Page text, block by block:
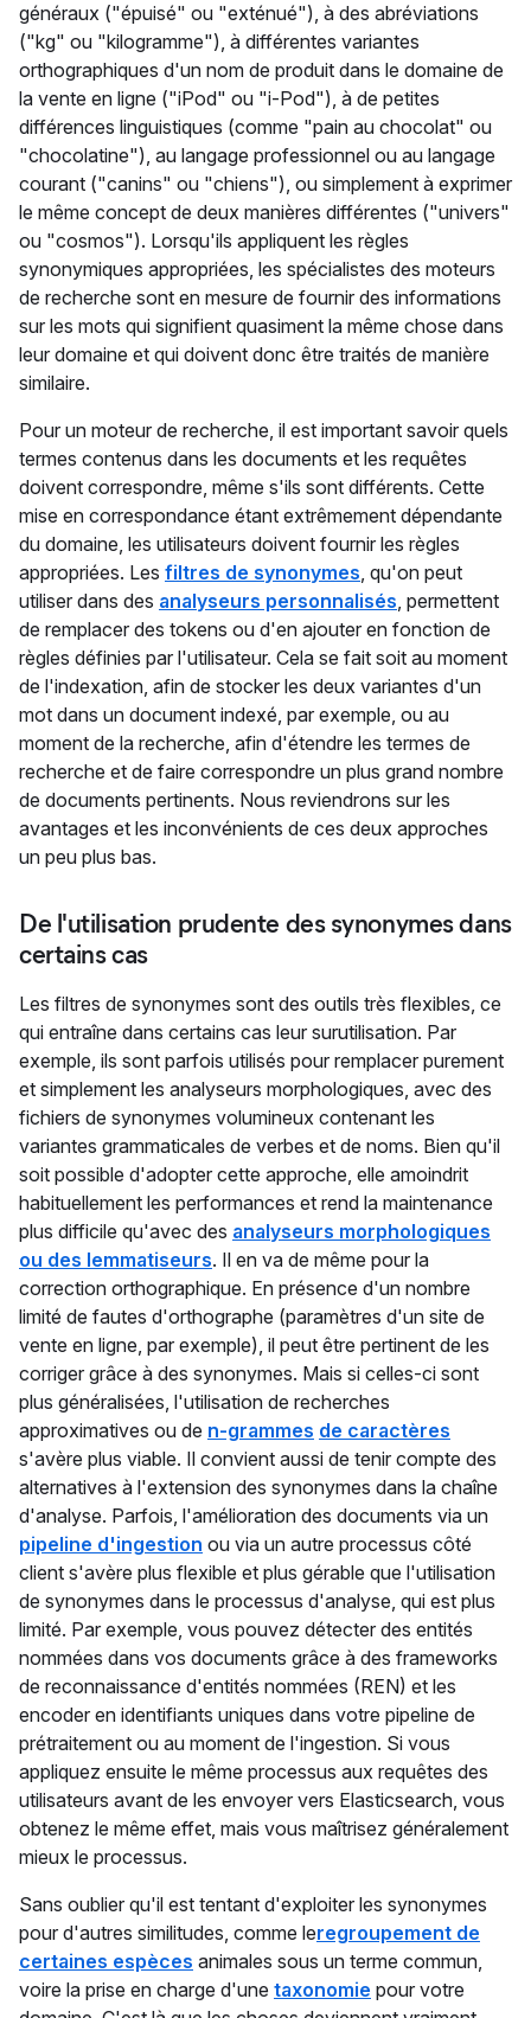
généraux ("épuisé" ou "exténué"), à des abréviations
("kg" ou "kilogramme"), à différentes variantes
orthographiques d'un nom de produit dans le domaine de
la vente en ligne ("iPod" ou "i-Pod"), à de petites
différences linguistiques (comme "pain au chocolat" ou
"chocolatine"), au langage professionnel ou au langage
courant ("canins" ou "chiens"), ou simplement à exprimer
le même concept de deux manières différentes ("univers"
ou "cosmos"). Lorsqu'ils appliquent les règles
synonymiques appropriées, les spécialistes des moteurs
de recherche sont en mesure de fournir des informations
sur les mots qui signifient quasiment la même chose dans
leur domaine et qui doivent donc être traités de manière
similaire.
Pour un moteur de recherche, il est important savoir quels
termes contenus dans les documents et les requêtes
doivent correspondre, même s'ils sont différents. Cette
mise en correspondance étant extrêmement dépendante
du domaine, les utilisateurs doivent fournir les règles
appropriées. Les filtres de synonymes, qu'on peut
utiliser dans des analyseurs personnalisés, permettent
de remplacer des tokens ou d'en ajouter en fonction de
règles définies par l'utilisateur. Cela se fait soit au moment
de l'indexation, afin de stocker les deux variantes d'un
mot dans un document indexé, par exemple, ou au
moment de la recherche, afin d'étendre les termes de
recherche et de faire correspondre un plus grand nombre
de documents pertinents. Nous reviendrons sur les
avantages et les inconvénients de ces deux approches
un peu plus bas.
De l'utilisation prudente des synonymes dans
certains cas
Les filtres de synonymes sont des outils très flexibles, ce
qui entraîne dans certains cas leur surutilisation. Par
exemple, ils sont parfois utilisés pour remplacer purement
et simplement les analyseurs morphologiques, avec des
fichiers de synonymes volumineux contenant les
variantes grammaticales de verbes et de noms. Bien qu'il
soit possible d'adopter cette approche, elle amoindrit
habituellement les performances et rend la maintenance
plus difficile qu'avec des analyseurs morphologiques
ou des lemmatiseurs. Il en va de même pour la
correction orthographique. En présence d'un nombre
limité de fautes d'orthographe (paramètres d'un site de
vente en ligne, par exemple), il peut être pertinent de les
corriger grâce à des synonymes. Mais si celles-ci sont
plus généralisées, l'utilisation de recherches
approximatives ou de n-grammes de caractères
s'avère plus viable. Il convient aussi de tenir compte des
alternatives à l'extension des synonymes dans la chaîne
d'analyse. Parfois, l'amélioration des documents via un
pipeline d'ingestion ou via un autre processus côté
client s'avère plus flexible et plus gérable que l'utilisation
de synonymes dans le processus d'analyse, qui est plus
limité. Par exemple, vous pouvez détecter des entités
nommées dans vos documents grâce à des frameworks
de reconnaissance d'entités nommées (REN) et les
encoder en identifiants uniques dans votre pipeline de
prétraitement ou au moment de l'ingestion. Si vous
appliquez ensuite le même processus aux requêtes des
utilisateurs avant de les envoyer vers Elasticsearch, vous
obtenez le même effet, mais vous maîtrisez généralement
mieux le processus.
Sans oublier qu'il est tentant d'exploiter les synonymes
pour d'autres similitudes, comme leregroupement de
certaines espèces animales sous un terme commun,
voire la prise en charge d'une taxonomie pour votre